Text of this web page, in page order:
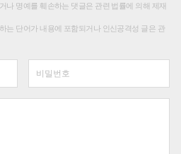
나 명예를 훼손하는 댓글은 관련 법률에 의해 제재
는 단어가 내용에 포함되거나 인신공격성 글은 관